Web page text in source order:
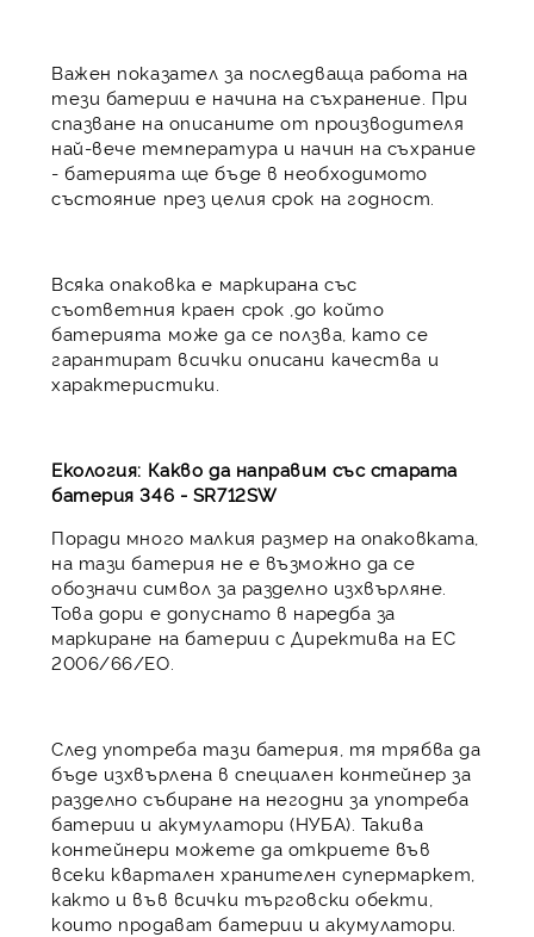
Важен показател за последваща работа на
тези батерии е начина на съхранение. При
спазване на описаните от производителя
най-вече температура и начин на съхрание
- батерията ще бъде в необходимото
състояние през целия срок на годност.
Всяка опаковка е маркирана със
съответния краен срок ,до който
батерията може да се ползва, като се
гарантират всички описани качества и
характеристики.
Екология: Какво да направим със старата
батерия 346 - SR712SW
Поради много малкия размер на опаковката,
на тази батерия не е възможно да се
обозначи символ за разделно изхвърляне.
Това дори е допуснато в наредба за
маркиране на батерии с Директива на ЕС
2006/66/ЕО.
След употреба тази батерия, тя трябва да
бъде изхвърлена в специален контейнер за
разделно събиране на негодни за употреба
батерии и акумулатори (НУБА). Такива
контейнери можете да откриете във
всеки квартален хранителен супермаркет,
както и във всички търговски обекти,
които продават батерии и акумулатори.